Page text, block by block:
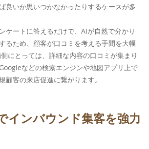
良いか思いつかなかったりするケースが多
ケートに答えるだけで、AIが自然で分かり
るため、顧客が口コミを考える手間を大幅
にとっては、詳細な内容の口コミが集まり
などの検索エンジンや地図アプリ上で
顧客の来店促進に繋がります。
インバウンド集客を強力